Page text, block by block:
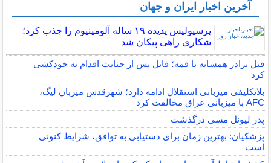
آخرین اخبار ایران و جهان
پرسپولیس پدیده ۱۹ ساله آلومینیوم را جذب کرد؛
شکاری راهی پیکان شد
قتل برادر همسایه با قمه؛ قاتل پس از جنایت اقدام به خودکشی
کرد
بلاتکلیفی میزبانی استقلال ادامه دارد؛ شهرقدس میزبان لیگ،
AFC با میزبانی عراق مخالفت کرد
پدر لیونل مسی درگذشت
پزشکیان: بهترین زمان برای دستیابی به توافق، شرایط کنونی
است